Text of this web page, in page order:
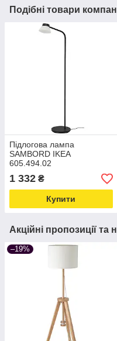
Подібні товари
Підлогова лампа
SAMBORD IKEA
605.494.02
1 332 ₴
Купити
Акційні пропозиції та
–19%